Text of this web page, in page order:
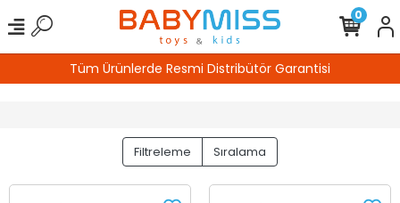
Tüm Ürünlerde Resmi Distribütör Garantisi
0
Filtreleme Sıralama